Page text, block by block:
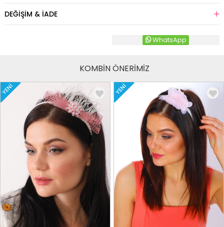
DEĞIŞIM & İADE
WhatsApp
KOMBİN ÖNERİMİZ
YENI YENI